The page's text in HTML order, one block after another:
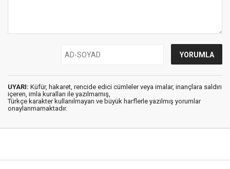
UYARI: Küfür, hakaret, rencide edici cümleler veya imalar, inançlara saldırı
içeren, imla kuralları ile yazılmamış,
Türkçe karakter kullanılmayan ve büyük harflerle yazılmış yorumlar
onaylanmamaktadır.